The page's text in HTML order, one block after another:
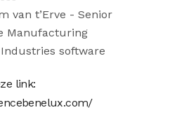
van t’Erve - Senior
Manufacturing
software
link: